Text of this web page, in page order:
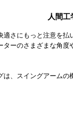
人間
さにもっと注意を
ターのさまざまな角度
は、スイングアーム